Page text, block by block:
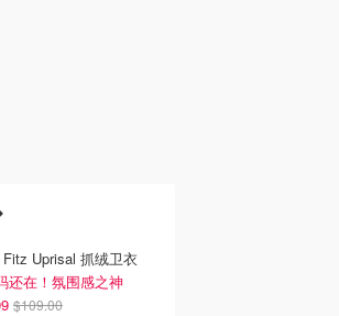
Uprisal 抓绒卫衣
还在！氛围感之神
$109.00